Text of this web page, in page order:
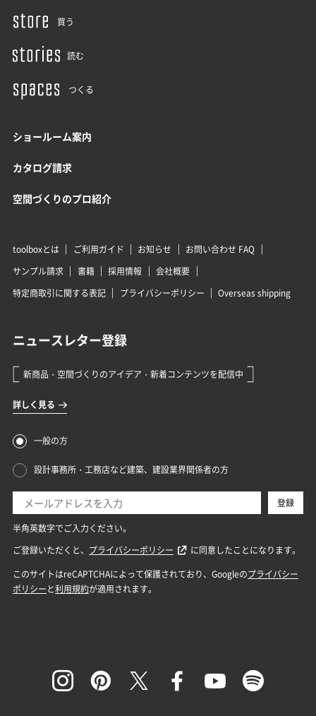
買う
読む
つくる
ショールーム案内
カタログ請求
空間づくりのプロ紹介
toolboxとは ご利用ガイド お知らせ
お問い合わせ FAQ
サンプル請求
書籍 採用情報
会社概要
特定商取引に関する表記
プライバシーポリシー Overseas shipping